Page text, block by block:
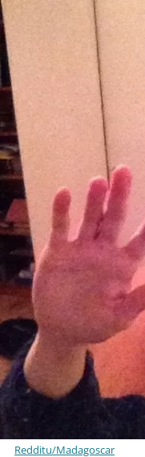
Redditu/Madagoscar